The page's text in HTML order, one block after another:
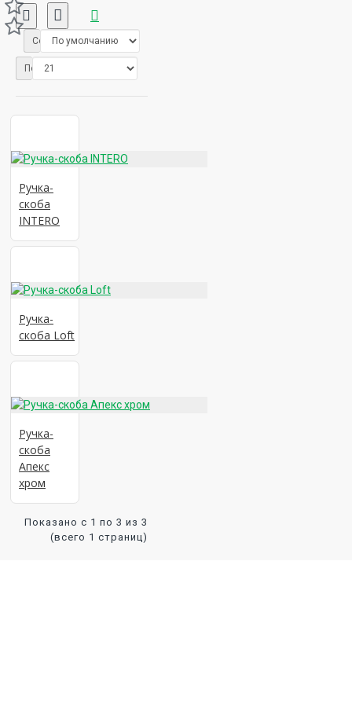
Сортировать:
Показывать:
Ручка-
скоба
INTERO
Ручка-
скоба Loft
Ручка-
скоба
Апекс
хром
Показано с 1 по 3 из 3
(всего 1 страниц)